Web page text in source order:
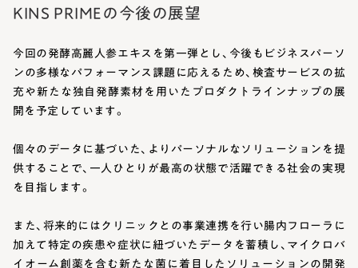
KINS PRIMEの今後の展望
今回の発酵高麗人参エキスを第一弾とし、今後もビジネスパーソ
ンの多様なパフォーマンス課題に応えるため、検査サービスの拡
充や新たな独自発酵素材を用いたプロダクトラインナップの展
開を予定しています。
個々のデータに基づいた、よりパーソナルなソリューションを提
供することで、一人ひとりが最高の状態で活躍できる社会の実現
を目指します。
また、将来的にはクリニックとの事業連携を行い腸内フローラに
加えて特定の疾患や症状に紐づいたデータを蓄積し、マイクロバ
イオーム創薬を含む新たな菌に着目したソリューションの開発